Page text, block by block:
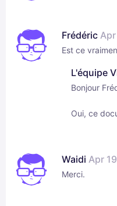
Frédéric
Est ce
L'équipe
Bonjour
Oui, ce
Waidi Apr
Merci.